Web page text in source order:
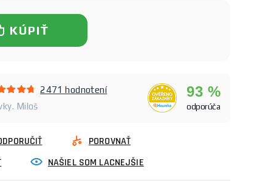
KÚPIŤ
2471 hodnotení
Miloš
93 %
odporúča
POROVNAŤ
NAŠIEL SOM LACNEJŠIE